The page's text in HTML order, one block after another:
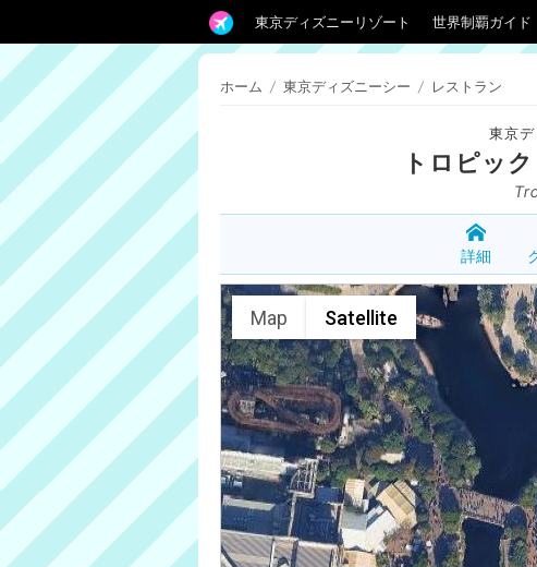
東京ディズニーリゾート 世界制覇ガイド
ホーム / 東京ディズニーシー / レストラン
東京
トロピッ
詳細
Map Satellite